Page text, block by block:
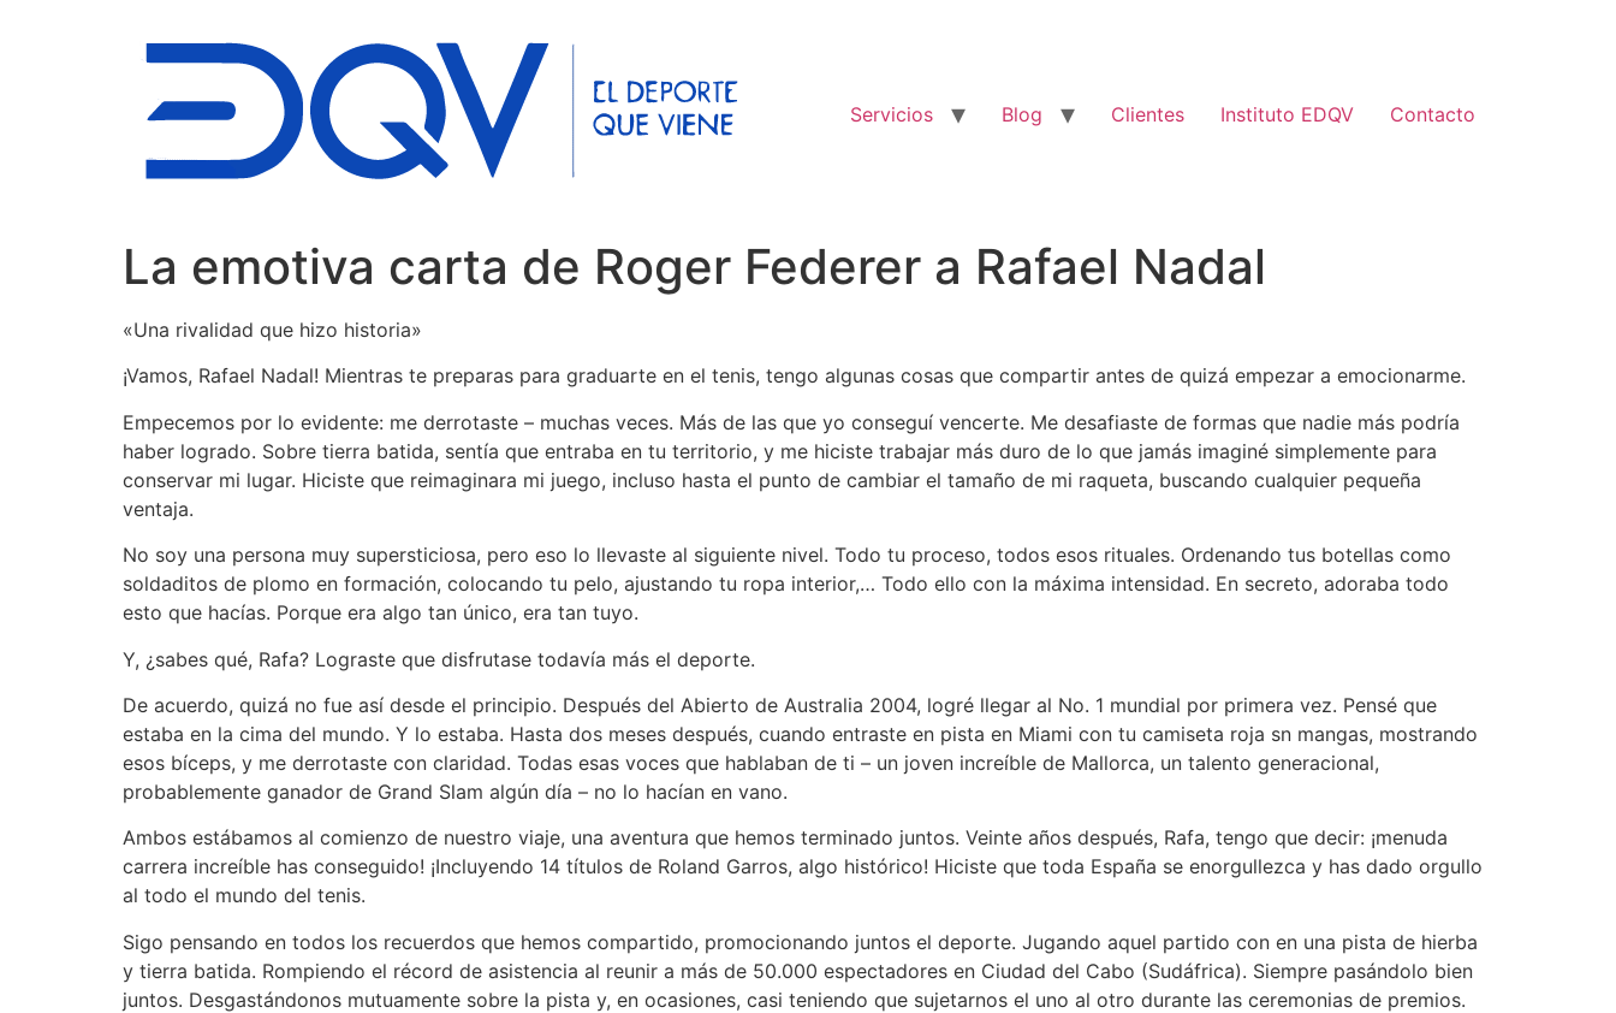
Servicios
Blog Clientes Instituto EDQV Contacto
La emotiva carta de Roger Federer a Rafael Nadal
«Una rivalidad que hizo historia»
¡Vamos, Rafael Nadal! Mientras te preparas para graduarte en el tenis, tengo algunas cosas que compartir antes de quizá empezar a emocionarme.
Empecemos por lo evidente: me derrotaste – muchas veces. Más de las que yo conseguí vencerte. Me desafiaste de formas que nadie más podría
haber logrado. Sobre tierra batida, sentía que entraba en tu territorio, y me hiciste trabajar más duro de lo que jamás imaginé simplemente para
conservar mi lugar. Hiciste que reimaginara mi juego, incluso hasta el punto de cambiar el tamaño de mi raqueta, buscando cualquier pequeña
ventaja.
No soy una persona muy supersticiosa, pero eso lo llevaste al siguiente nivel. Todo tu proceso, todos esos rituales. Ordenando tus botellas como
soldaditos de plomo en formación, colocando tu pelo, ajustando tu ropa interior,… Todo ello con la máxima intensidad. En secreto, adoraba todo
esto que hacías. Porque era algo tan único, era tan tuyo.
Y, ¿sabes qué, Rafa? Lograste que disfrutase todavía más el deporte.
De acuerdo, quizá no fue así desde el principio. Después del Abierto de Australia 2004, logré llegar al No. 1 mundial por primera vez. Pensé que
estaba en la cima del mundo. Y lo estaba. Hasta dos meses después, cuando entraste en pista en Miami con tu camiseta roja sn mangas, mostrando
esos bíceps, y me derrotaste con claridad. Todas esas voces que hablaban de ti – un joven increíble de Mallorca, un talento generacional,
probablemente ganador de Grand Slam algún día – no lo hacían en vano.
Ambos estábamos al comienzo de nuestro viaje, una aventura que hemos terminado juntos. Veinte años después, Rafa, tengo que decir: ¡menuda
carrera increíble has conseguido! ¡Incluyendo 14 títulos de Roland Garros, algo histórico! Hiciste que toda España se enorgullezca y has dado orgullo
al todo el mundo del tenis.
Sigo pensando en todos los recuerdos que hemos compartido, promocionando juntos el deporte. Jugando aquel partido con en una pista de hierba
y tierra batida. Rompiendo el récord de asistencia al reunir a más de 50.000 espectadores en Ciudad del Cabo (Sudáfrica). Siempre pasándolo bien
juntos. Desgastándonos mutuamente sobre la pista y, en ocasiones, casi teniendo que sujetarnos el uno al otro durante las ceremonias de premios.